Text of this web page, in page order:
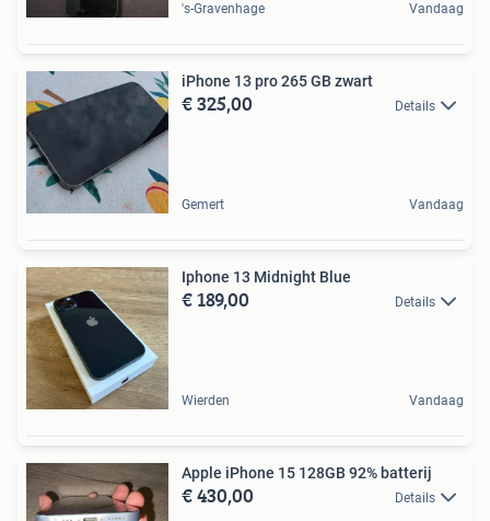
's-Gravenhage Vandaag
iPhone 13 pro 265 GB zwart
€ 325,00 Details
Gemert Vandaag
Iphone 13 Midnight Blue
€ 189,00 Details
Wierden Vandaag
Apple iPhone 15 128GB 92% batterij
€ 430,00 Details